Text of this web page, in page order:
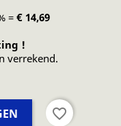
= € 14,69
!
verrekend.
favorite_border